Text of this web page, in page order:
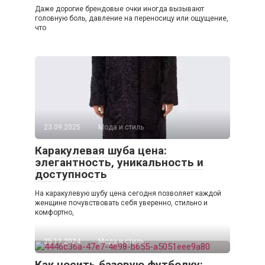
Даже дорогие брендовые очки иногда вызывают
головную боль, давление на переносицу или ощущение,
что
23.09.2025 Мода и стиль
Каракулевая шуба цена:
элегантность, уникальность и
доступность
На каракулевую шубу цена сегодня позволяет каждой
женщине почувствовать себя уверенно, стильно и
комфортно,
25.11.2024 Мода и стиль